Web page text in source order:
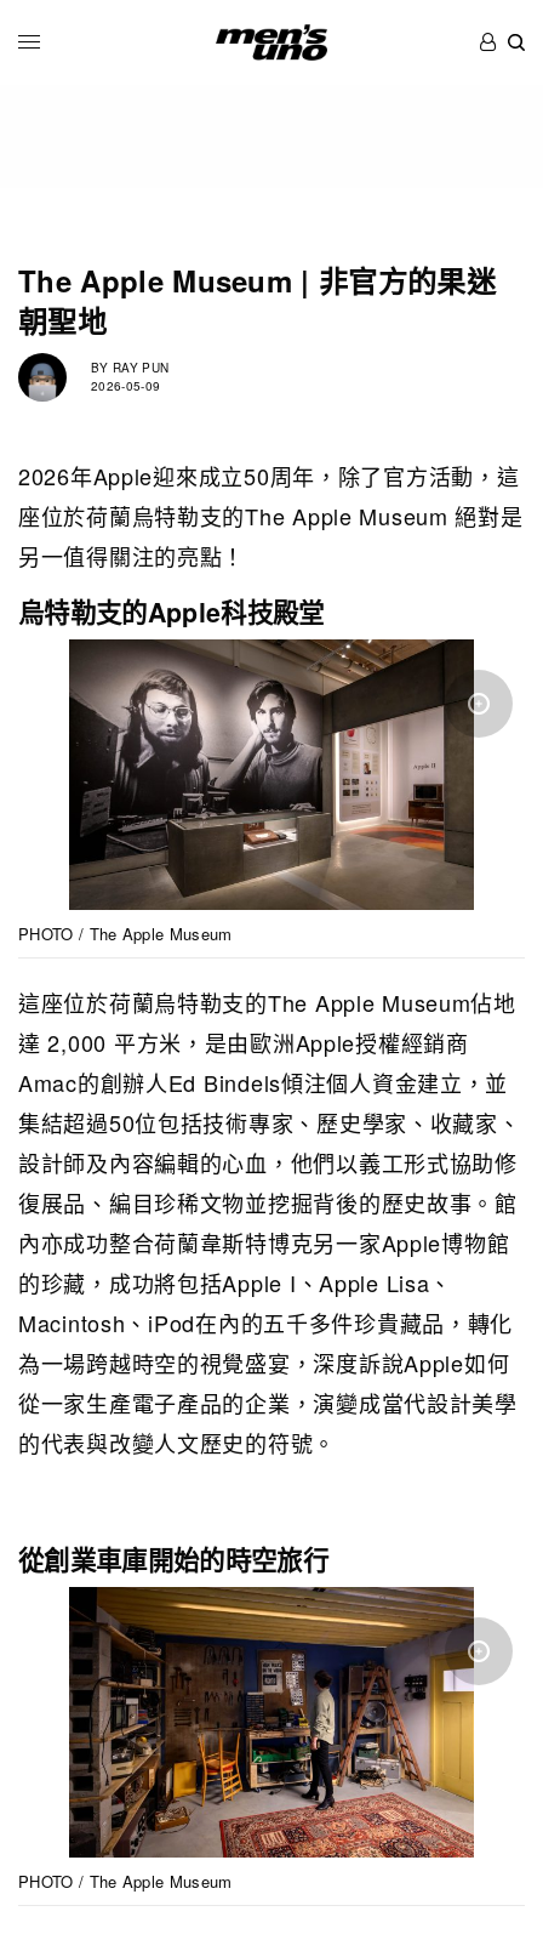
The Apple Museum | 非官方的果迷
朝聖地
BY RAY PUN
2026-05-09
2026年Apple迎來成立50周年，除了官方活動，這
座位於荷蘭烏特勒支的The Apple Museum 絕對是
另一值得關注的亮點！
烏特勒支的Apple科技殿堂
PHOTO / The Apple Museum
這座位於荷蘭烏特勒支的The Apple Museum佔地
達 2,000 平方米，是由歐洲Apple授權經銷商
Amac的創辦人Ed Bindels傾注個人資金建立，並
集結超過50位包括技術專家、歷史學家、收藏家、
設計師及內容編輯的心血，他們以義工形式協助修
復展品、編目珍稀文物並挖掘背後的歷史故事。館
內亦成功整合荷蘭韋斯特博克另一家Apple博物館
的珍藏，成功將包括Apple I、Apple Lisa、
Macintosh、iPod在內的五千多件珍貴藏品，轉化
為一場跨越時空的視覺盛宴，深度訴說Apple如何
從一家生產電子產品的企業，演變成當代設計美學
的代表與改變人文歷史的符號。
從創業車庫開始的時空旅行
PHOTO / The Apple Museum